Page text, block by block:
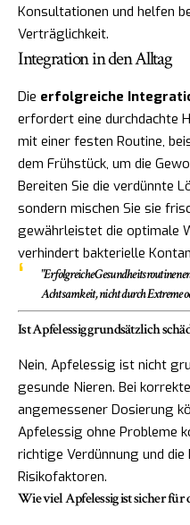
Konsultationen und helfen
Verträglichkeit.
Integration in den Alltag
Die erfolgreiche
erfordert eine durchdachte
mit einer festen Routine,
dem Frühstück, um die
Bereiten Sie die verdünnte
sondern mischen Sie sie
gewährleistet die optimale
verhindert bakterielle
"Erfolgreiche Gesundheitsroutinen
Achtsamkeit, nicht durch Extreme
Ist Apfelessig grundsätzlich
Nein, Apfelessig ist nicht
gesunde Nieren. Bei
angemessener Dosierung
Apfelessig ohne Probleme
richtige Verdünnung und
Risikofaktoren.
Wie viel Apfelessig ist sicher für